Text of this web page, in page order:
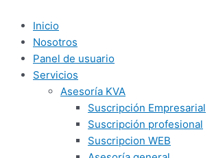
Inicio
Nosotros
Panel de usuario
Servicios
Asesoría KVA
Suscripción Empresarial
Suscripción profesional
Suscripcion WEB